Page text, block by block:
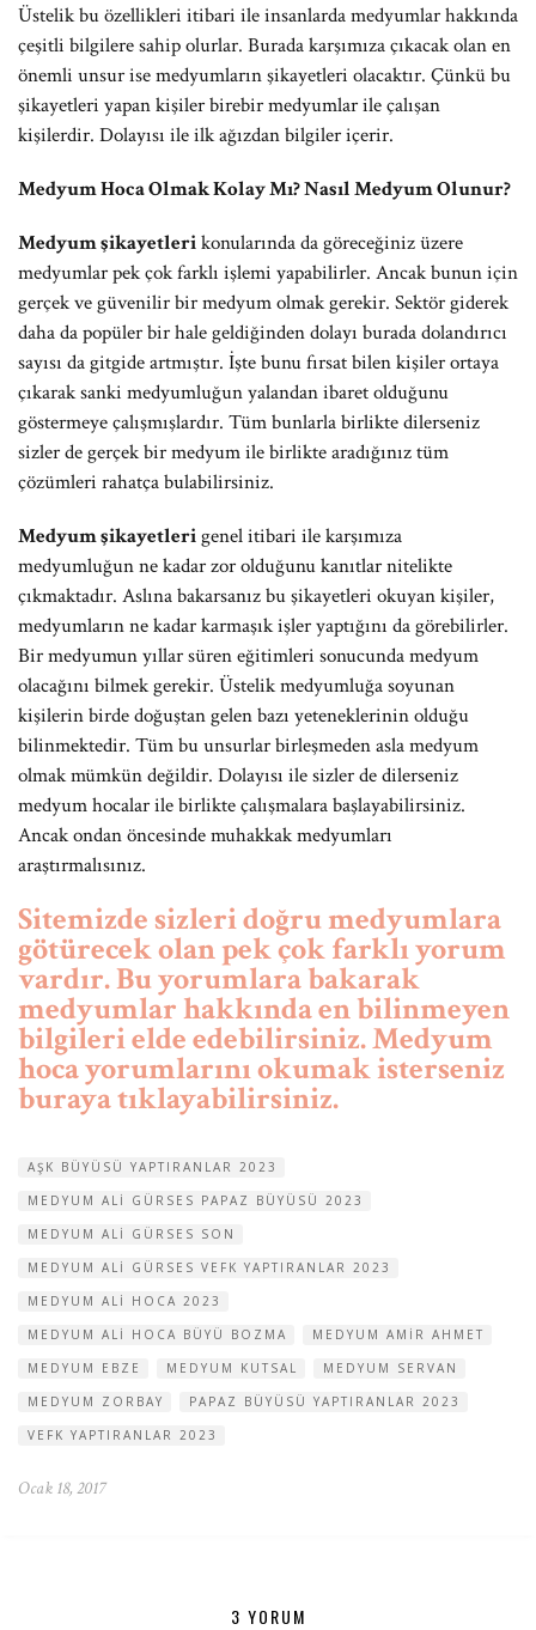
Üstelik bu özellikleri itibari ile insanlarda medyumlar hakkında
çeşitli bilgilere sahip olurlar. Burada karşımıza çıkacak olan en
önemli unsur ise medyumların şikayetleri olacaktır. Çünkü bu
şikayetleri yapan kişiler birebir medyumlar ile çalışan
kişilerdir. Dolayısı ile ilk ağızdan bilgiler içerir.
Medyum Hoca Olmak Kolay Mı? Nasıl Medyum Olunur?
Medyum şikayetlerikonularında da göreceğiniz üzere
medyumlar pek çok farklı işlemi yapabilirler. Ancak bunun için
gerçek ve güvenilir bir medyum olmak gerekir. Sektör giderek
daha da popüler bir hale geldiğinden dolayı burada dolandırıcı
sayısı da gitgide artmıştır. İşte bunu fırsat bilen kişiler ortaya
çıkarak sanki medyumluğun yalandan ibaret olduğunu
göstermeye çalışmışlardır. Tüm bunlarla birlikte dilerseniz
sizler de gerçek bir medyum ile birlikte aradığınız tüm
çözümleri rahatça bulabilirsiniz.
Medyum şikayetlerigenel itibari ile karşımıza
medyumluğun ne kadar zor olduğunu kanıtlar nitelikte
çıkmaktadır. Aslına bakarsanız bu şikayetleri okuyan kişiler,
medyumların ne kadar karmaşık işler yaptığını da görebilirler.
Bir medyumun yıllar süren eğitimleri sonucunda medyum
olacağını bilmek gerekir. Üstelik medyumluğa soyunan
kişilerin birde doğuştan gelen bazı yeteneklerinin olduğu
bilinmektedir. Tüm bu unsurlar birleşmeden asla medyum
olmak mümkün değildir. Dolayısı ile sizler de dilerseniz
medyum hocalar ile birlikte çalışmalara başlayabilirsiniz.
Ancak ondan öncesinde muhakkak medyumları
araştırmalısınız.
Sitemizde sizleri doğru medyumlara
götürecek olan pek çok farklı yorum
vardır. Bu yorumlara bakarak
medyumlar hakkında en bilinmeyen
bilgileri elde edebilirsiniz. Medyum
hoca yorumlarını okumak isterseniz
buraya tıklayabilirsiniz.
AŞK BÜYÜSÜ YAPTIRANLAR 2023
MEDYUM ALI GÜRSES PAPAZ BÜYÜSÜ 2023
MEDYUM ALI GÜRSES SON
MEDYUM ALI GÜRSES VEFK YAPTIRANLAR 2023
MEDYUM ALI HOCA 2023
MEDYUM ALI HOCA BÜYÜ BOZMA
MEDYUM AMIR AHMET
MEDYUM EBZE
MEDYUM KUTSAL
MEDYUM SERVAN
MEDYUM ZORBAY
PAPAZ BÜYÜSÜ YAPTIRANLAR 2023
VEFK YAPTIRANLAR 2023
Ocak 18, 2017
3 YORUM